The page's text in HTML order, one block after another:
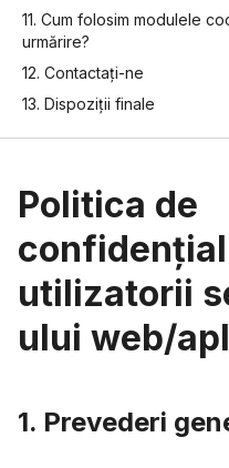
11. Cum folosim modulele
urmărire?
12. Contactați-ne
13. Dispoziții finale
Politica de
utilizatorii
ului web/
1. Prevederi